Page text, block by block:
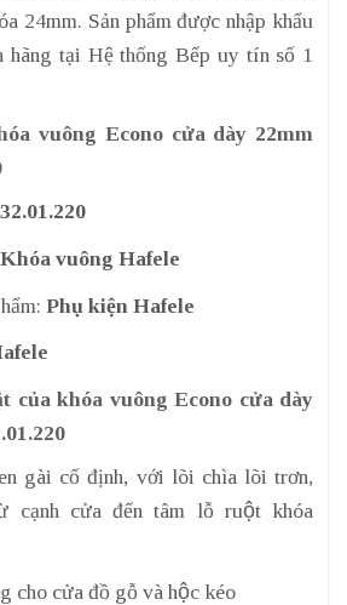
24mm. Sản phẩm được nhập khẩu
hãng tại Hệ thống Bếp uy tín số 1
vuông Econo cửa dày 22mm
Khóa vuông Hafele
Phụ kiện Hafele
của khóa vuông Econo cửa dày
gài cố định, với lõi chìa lõi trơn,
cạnh cửa đến tâm lỗ ruột khóa
cho cửa đồ gỗ và hộc kéo